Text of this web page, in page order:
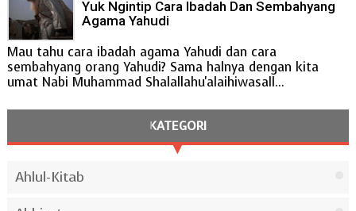
Yuk Ngintip Cara Ibadah Dan Sembahyang
Agama Yahudi
Mau tahu cara ibadah agama Yahudi dan cara
sembahyang orang Yahudi? Sama halnya dengan kita
umat Nabi Muhammad Shalallahu'alaihiwasall...
KATEGORI
Ahlul-Kitab